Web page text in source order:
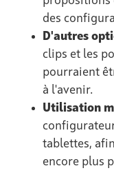
des
D'autres
clips et les
pourraient
à l'avenir.
Utilisation
tablettes,
encore plus